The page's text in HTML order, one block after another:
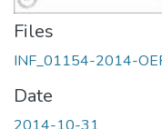
Files
INF_01154-2014-
Date